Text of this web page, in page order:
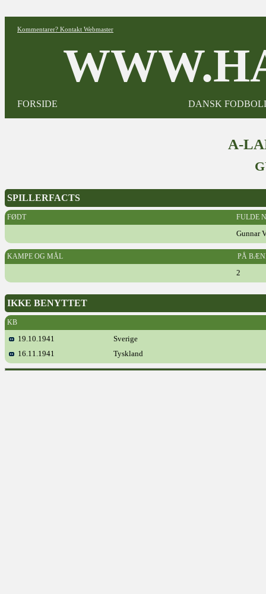
Kommentarer? Kontakt Webmaster
FORSIDE DANSK
A-
SPILLERFACTS
FØDT FULDE
Gunnar
KAMPE OG MÅL PÅ
2
IKKE BENYTTET
KB
19.10.1941
Sverige
16.11.1941
Tyskland